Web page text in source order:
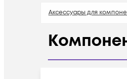
Аксессуары для
Аттенюаторы оптические